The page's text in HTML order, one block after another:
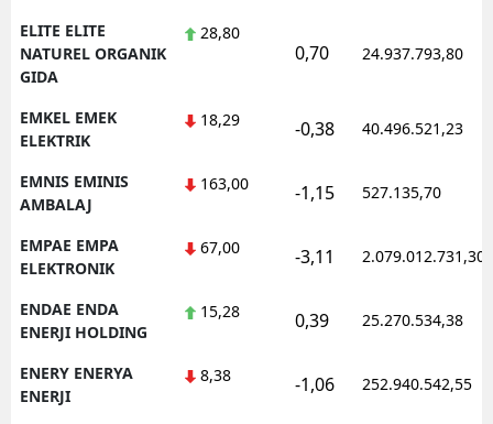
ELITE ELITE
NATUREL ORGANIK
GIDA
28,80
0,70 24.937.793,80
EMKEL EMEK
ELEKTRIK
18,29 -0,38 40.496.521,23
EMNIS EMINIS
AMBALAJ
163,00 -1,15 527.135,70
EMPAE EMPA
ELEKTRONIK
67,00 -3,11 2.079.012.731,30
ENDAE ENDA
ENERJI HOLDING
15,28 0,39 25.270.534,38
ENERY ENERYA
ENERJI
8,38 -1,06 252.940.542,55